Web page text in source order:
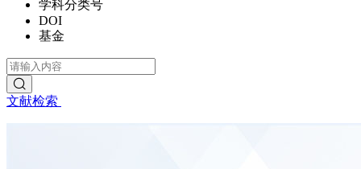
学科分类号
DOI
基金
文献检索